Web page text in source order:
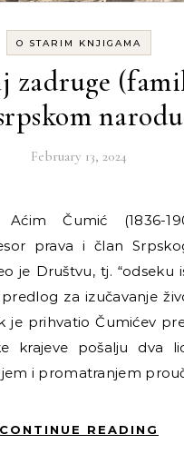
O STARIM KNJIGAMA
zadruge
narodu
February 13, 2024
prava i član
je Društvu, tj. “odseku
za izučavanje
je prihvatio Čumićev
krajeve pošalju dva
i promatranjem
CONTINUE READING